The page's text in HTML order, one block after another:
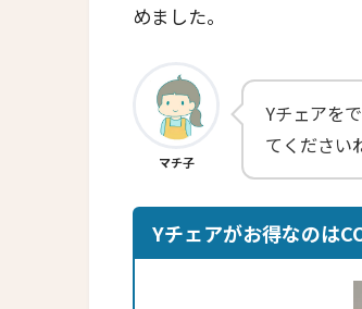
めました。
マチ子
Yチェアを
てください
Yチェアがお得なのは